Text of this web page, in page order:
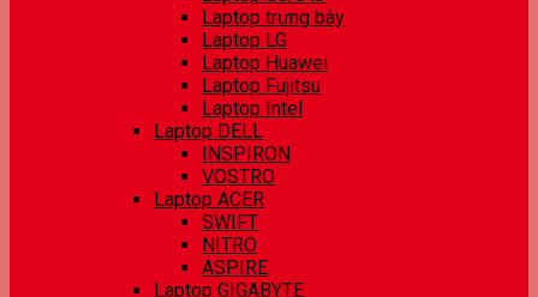
Laptop trưng bày
Laptop LG
Laptop Huawei
Laptop Fujitsu
Laptop Intel
Laptop DELL
INSPIRON
VOSTRO
Laptop ACER
SWIFT
NITRO
ASPIRE
Laptop GIGABYTE